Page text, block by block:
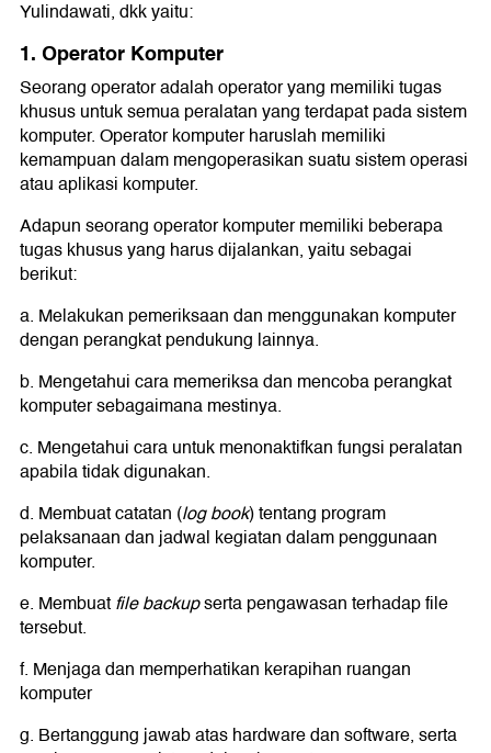
Yulindawati, dkk yaitu:
1. Operator Komputer
Seorang operator adalah operator yang memiliki tugas
khusus untuk semua peralatan yang terdapat pada sistem
komputer. Operator komputer haruslah memiliki
kemampuan dalam mengoperasikan suatu sistem operasi
atau aplikasi komputer.
Adapun seorang operator komputer memiliki beberapa
tugas khusus yang harus dijalankan, yaitu sebagai
berikut:
a. Melakukan pemeriksaan dan menggunakan komputer
dengan perangkat pendukung lainnya.
b. Mengetahui cara memeriksa dan mencoba perangkat
komputer sebagaimana mestinya.
c. Mengetahui cara untuk menonaktifkan fungsi peralatan
apabila tidak digunakan.
d. Membuat catatan (log book) tentang program
pelaksanaan dan jadwal kegiatan dalam penggunaan
komputer.
e. Membuatfile backupserta pengawasan terhadap file
tersebut.
f. Menjaga dan memperhatikan kerapihan ruangan
komputer
g. Bertanggung jawab atas hardware dan software, serta